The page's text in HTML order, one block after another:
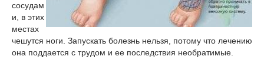
сосудам
и, в этих
местах
чешутся ноги. Запускать болезнь нельзя, потому что лечению
она поддается с трудом и ее последствия необратимые.